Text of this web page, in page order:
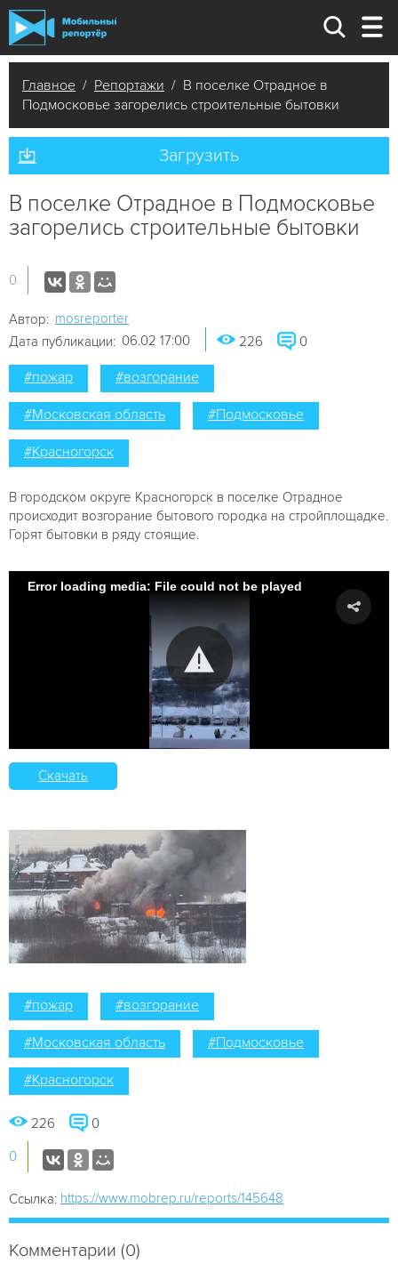
Главное / Репортажи / В поселке Отрадное в
Подмосковье загорелись строительные бытовки
Загрузить
В поселке Отрадное в Подмосковье
загорелись строительные бытовки
0
Автор: mosreporter
Дата публикации: 06.02 17:00 226 0
#пожар #возгорание
#Московская область #Подмосковье
#Красногорск
В городском округе Красногорск в поселке Отрадное
происходит возгорание бытового городка на стройплощадке.
Горят бытовки в ряду стоящие.
Error loading media: File could not be played
Скачать
#пожар #возгорание
#Московская область #Подмосковье
#Красногорск
226 0
0
Ссылка: https://www.mobrep.ru/reports/145648
Комментарии (0)